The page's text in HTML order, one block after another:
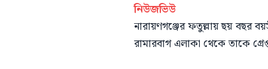
নিউজভিউ
নারায়ণগঞ্জের ফতুল্লায় ছয় বছর
রামারবাগ এলাকা থেকে তাকে